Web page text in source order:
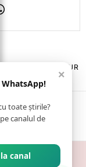
ANULARE & RETUR
CONTACT
×
toate știrile?
pe canalul de
canal